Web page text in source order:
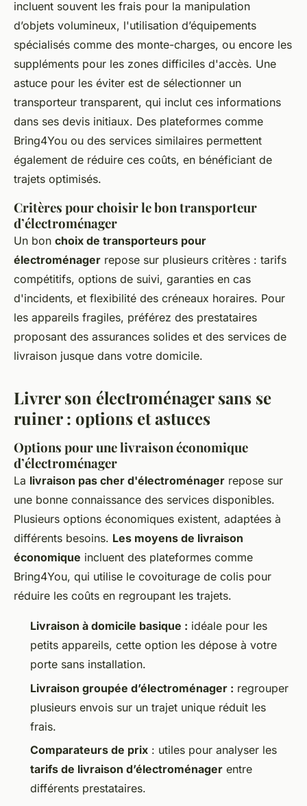
incluent souvent les frais pour la manipulation
d’objets volumineux, l'utilisation d’équipements
spécialisés comme des monte-charges, ou encore les
suppléments pour les zones difficiles d'accès. Une
astuce pour les éviter est de sélectionner un
transporteur transparent, qui inclut ces informations
dans ses devis initiaux. Des plateformes comme
Bring4You ou des services similaires permettent
également de réduire ces coûts, en bénéficiant de
trajets optimisés.
Critères pour choisir le bon transporteur
d’électroménager
Un bon choix de transporteurs pour
électroménager repose sur plusieurs critères : tarifs
compétitifs, options de suivi, garanties en cas
d'incidents, et flexibilité des créneaux horaires. Pour
les appareils fragiles, préférez des prestataires
proposant des assurances solides et des services de
livraison jusque dans votre domicile.
Livrer son électroménager sans se
ruiner : options et astuces
Options pour une livraison économique
d’électroménager
La livraison pas cher d'électroménager repose sur
une bonne connaissance des services disponibles.
Plusieurs options économiques existent, adaptées à
différents besoins. Les moyens de livraison
économique incluent des plateformes comme
Bring4You, qui utilise le covoiturage de colis pour
réduire les coûts en regroupant les trajets.
Livraison à domicile basique : idéale pour les
petits appareils, cette option les dépose à votre
porte sans installation.
Livraison groupée d’électroménager : regrouper
plusieurs envois sur un trajet unique réduit les
frais.
Comparateurs de prix : utiles pour analyser les
tarifs de livraison d’électroménager entre
différents prestataires.